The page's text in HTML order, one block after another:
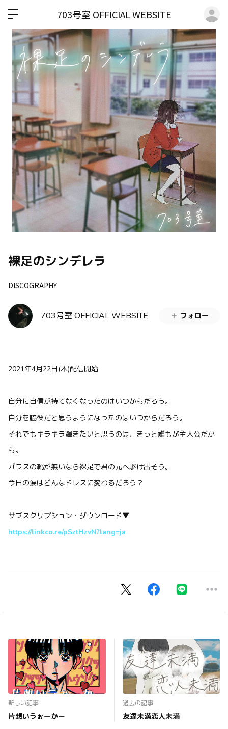
703号室 OFFICIAL WEBSITE
裸足のシンデレラ
DISCOGRAPHY
703号室 OFFICIAL WEBSITE フォロー
2021年4月22日(木)配信開始
自分に自信が持てなくなったのはいつからだろう。
自分を脇役だと思うようになったのはいつからだろう。
それでもキラキラ輝きたいと思うのは、きっと誰もが主人公だか
ら。
ガラスの靴が無いなら裸足で君の元へ駆け出そう。
今日の涙はどんなドレスに変わるだろう？
サブスクリプション・ダウンロード▼
https://linkco.re/pSztHzvN?lang=ja
新しい記事
片想いうぉーかー
過去の記事
友達未満恋人未満